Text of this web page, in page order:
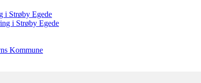
i Strøby Egede
i Strøby Egede
Kommune